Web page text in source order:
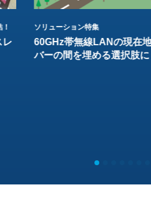
レ
ソリューション特集
60GHz帯無線LANの現在
バーの間を埋める選択肢に